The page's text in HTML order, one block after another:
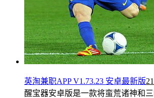
英淘兼职APP V1.73.23 安卓最新版
醒宝器安卓版是一款将蛮荒诸神和